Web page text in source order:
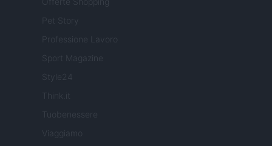
Professione Lavoro
Sport Magazine
Style24
Think.it
Tuobenessere
Viaggiamo